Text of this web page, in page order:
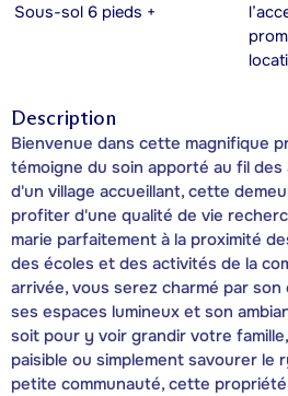
Sous-sol 6 pieds +
Description
Bienvenue dans cette magnifique
témoigne du soin apporté au fil
d'un village accueillant, cette
profiter d'une qualité de vie
marie parfaitement à la proximité
des écoles et des activités de la
arrivée, vous serez charmé par
ses espaces lumineux et son
soit pour y voir grandir votre
paisible ou simplement savourer le
petite communauté, cette